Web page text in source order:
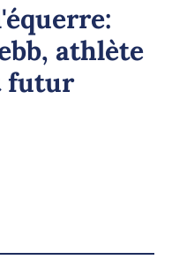
athlète
futur